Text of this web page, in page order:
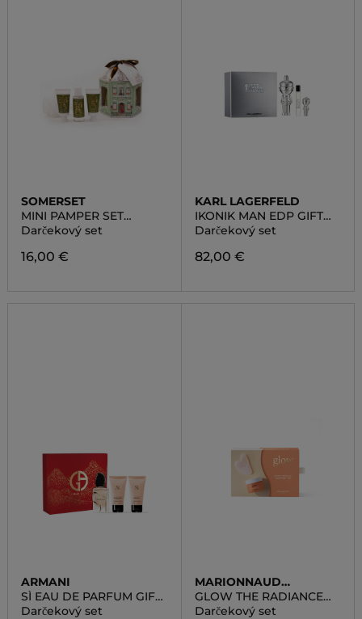
SOMERSET
MINI PAMPER SET
FROSTED SPRUCE
Darčekový set
16,00 €
KARL LAGERFELD
IKONIK MAN EDP GIFT
SET
Darčekový set
82,00 €
ARMANI
SÌ EAU DE PARFUM GIFT
SET
Darčekový set
MARIONNAUD
SKINCARE
GLOW THE RADIANCE
ROUTINE
Darčekový set